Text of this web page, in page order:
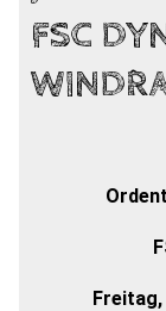
FSC
Freitag,